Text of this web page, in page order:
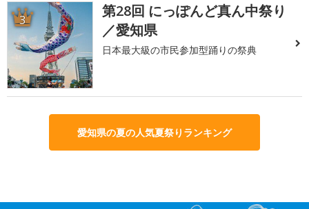
3
第28回 にっぽんど真ん中祭り
／愛知県
日本最大級の市民参加型踊りの祭典
愛知県の夏の人気夏祭りランキング